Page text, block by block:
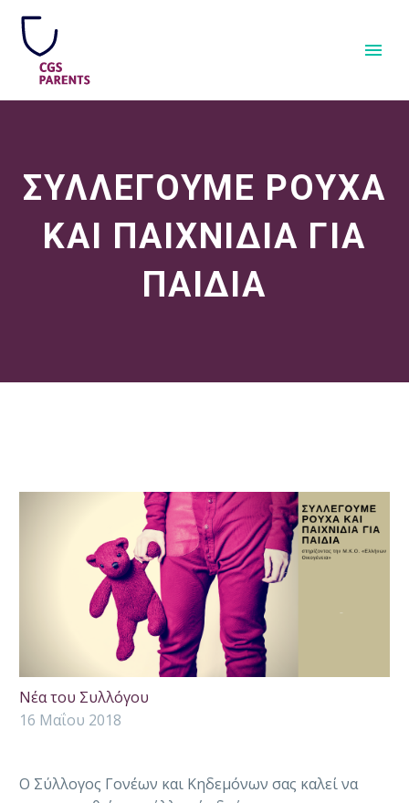
ΣΥΛΛΕΓΟΥΜΕ ΡΟΥΧΑ
ΚΑΙ ΠΑΙΧΝΙΔΙΑ ΓΙΑ
ΠΑΙΔΙΑ
Νέα του Συλλόγου
16 Μαΐου 2018
Ο Σύλλογος Γονέων και Κηδεμόνων σας καλεί να